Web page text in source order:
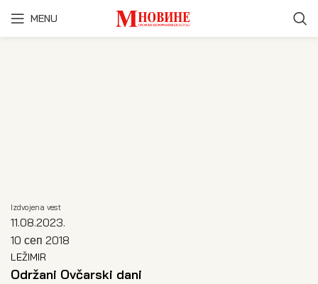
MENU
Izdvojena vest
11.08.2023.
10 сеп 2018
LEŽIMIR
Održani Ovčarski dani